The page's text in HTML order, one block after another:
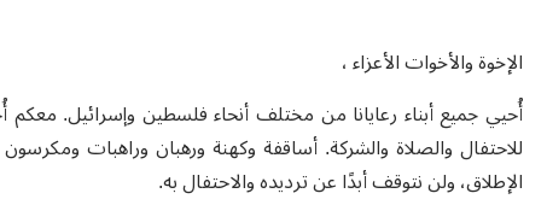
الإخوة والأخوات الأعزاء ،
أُحيي جميع أبناء رعايانا من مختلف أنحاء فلسطين وإسرائيل. معكم
للاحتفال والصلاة والشركة. أساقفة وكهنة ورهبان وراهبات
الإطلاق، ولن نتوقف أبدًا عن ترديده والاحتفال به.